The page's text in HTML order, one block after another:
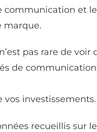
communication et
marque.
pas rare de voir
de communication.
vos investissements.
recueillis sur